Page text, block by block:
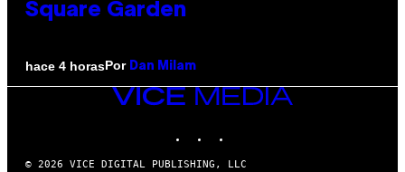
Square Garden
hace 4 horasPor Dan Milam
VICE
© 2026 VICE DIGITAL PUBLISHING, LLC